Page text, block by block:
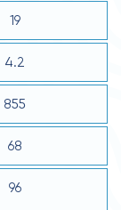
19
4.2
855
68
96